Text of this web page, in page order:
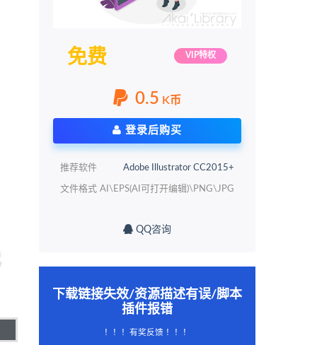
免费 VIP特权
0.5 K币
登录后购买
推荐软件 Adobe Illustrator CC2015+
文件格式 AI\EPS(AI可打开编辑)\PNG\JPG
QQ咨询
下载链接失效/资源描述有误/脚本
插件报错
！！！有奖反馈 ！！！